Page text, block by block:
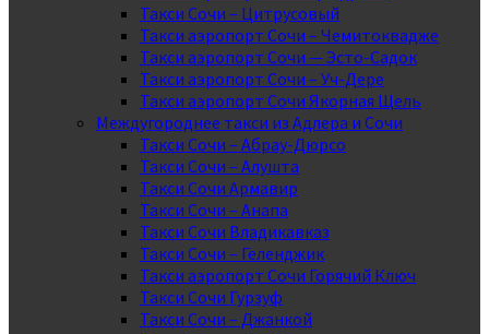
Такси Сочи – Цитрусовый
Такси аэропорт Сочи – Чемитоквадже
Такси аэропорт Сочи — Эсто-Садок
Такси аэропорт Сочи – Уч-Дере
Такси аэропорт Сочи Якорная Щель
Междугороднее такси из Адлера и Сочи
Такси Сочи – Абрау-Дюрсо
Такси Сочи – Алушта
Такси Сочи Армавир
Такси Сочи – Анапа
Такси Сочи Владикавказ
Такси Сочи – Геленджик
Такси аэропорт Сочи Горячий Ключ
Такси Сочи Гурзуф
Такси Сочи – Джанкой